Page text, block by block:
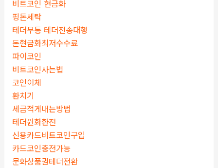
비트코인 현금화
핑돈세탁
테더무통 테더전송대행
돈현금화최저수수료
파이코인
비트코인사는법
코인이체
환치기
세금적게내는방법
테더원화환전
신용카드비트코인구입
카드코인충전가능
문화상품권테더전환